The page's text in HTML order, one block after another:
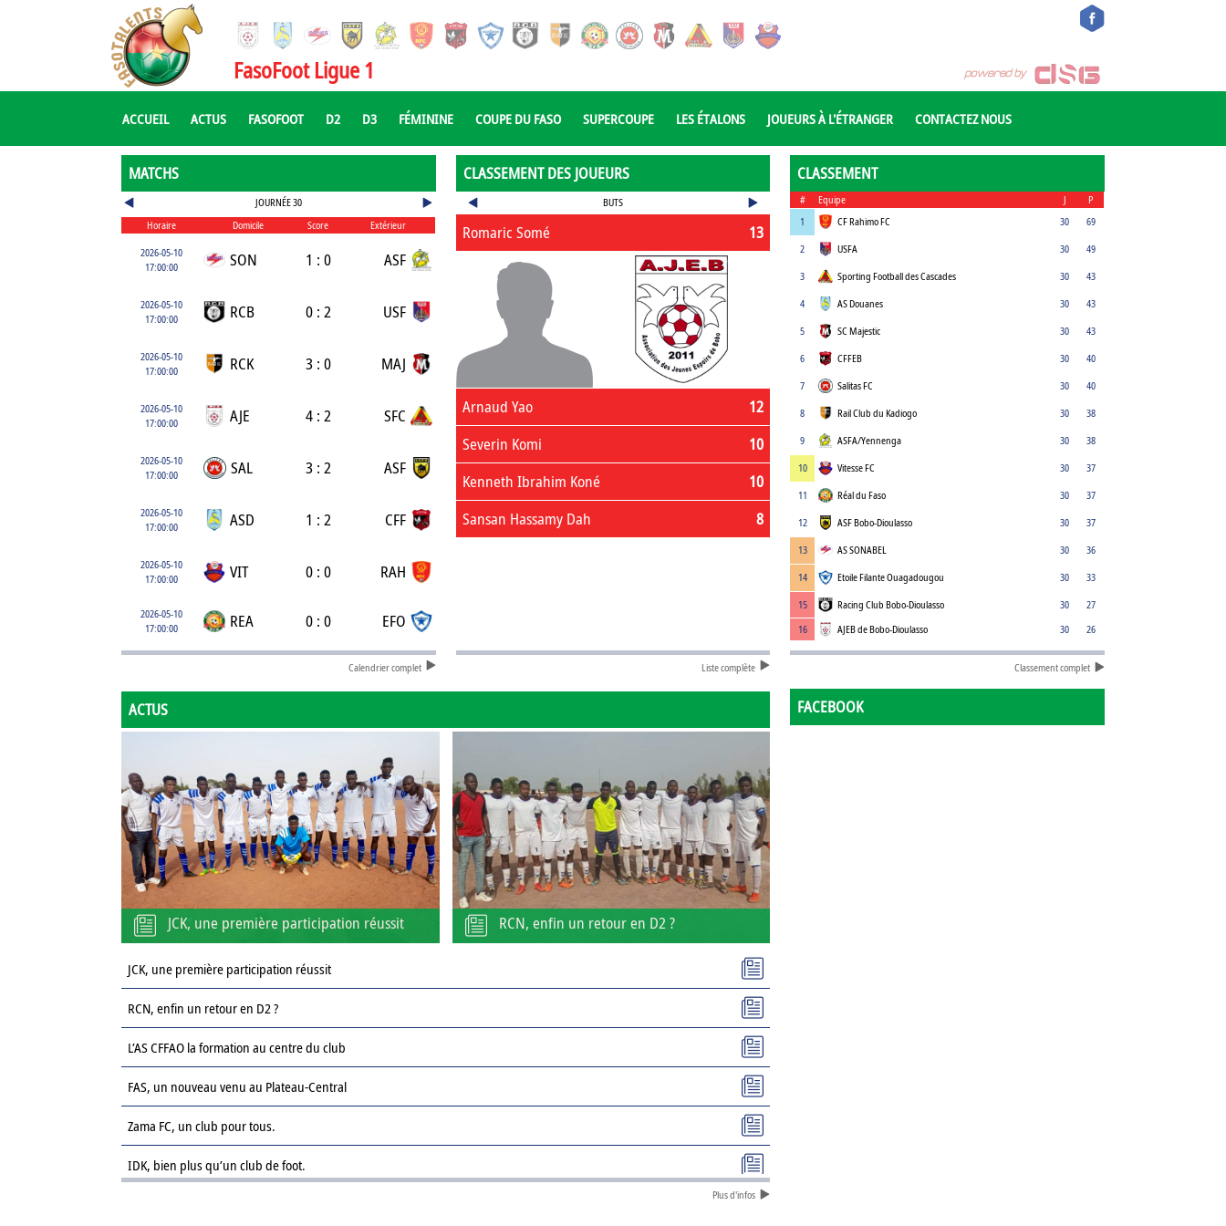
FasoFoot Ligue 1
ACCUEIL ACTUS FASOFOOT D2 D3 FÉMININE COUPE DU FASO SUPERCOUPE LES ÉTALONS JOUEURS À L'ÉTRANGER CONTACTEZ NOUS
MATCHS
JOURNÉE 30
Horaire
Domicile Score
Extérieur
2026-05-10
17:00:00
SON 1 : 0 ASF
2026-05-10
17:00:00
RCB 0 : 2 USF
2026-05-10
17:00:00
RCK 3 : 0 MAJ
2026-05-10
17:00:00
AJE 4 : 2 SFC
2026-05-10
17:00:00
SAL 3 : 2 ASF
2026-05-10
17:00:00
ASD 1 : 2 CFF
2026-05-10
17:00:00
VIT 0 : 0 RAH
2026-05-10
17:00:00
REA 0 : 0 EFO
Calendrier complet
CLASSEMENT DES JOUEURS
BUTS
13
Romaric Somé
12
Arnaud Yao
10
Severin Komi
10
Kenneth Ibrahim Koné
8
Sansan Hassamy Dah
Liste complète
CLASSEMENT
# Equipe J
P
1
CF Rahimo FC 30
69
2
USFA 30
49
3
Sporting Football des Cascades 30
43
4
AS Douanes 30
43
5
SC Majestic 30
43
6
CFFEB 30
40
7
Salitas FC 30
40
8
Rail Club du Kadiogo 30
38
9
ASFA/Yennenga 30
38
10
Vitesse FC 30
37
11
Réal du Faso 30
37
12
ASF Bobo-Dioulasso 30
37
13
AS SONABEL 30
36
14
Etoile Filante Ouagadougou 30
33
15
Racing Club Bobo-Dioulasso 30
27
16
AJEB de Bobo-Dioulasso 30 26
Classement complet
ACTUS
JCK, une première participation réussit RCN, enfin un retour en D2 ?
JCK, une première participation réussit
RCN, enfin un retour en D2 ?
L’AS CFFAO la formation au centre du club
FAS, un nouveau venu au Plateau-Central
Zama FC, un club pour tous.
IDK, bien plus qu’un club de foot.
Plus d'infos
FACEBOOK